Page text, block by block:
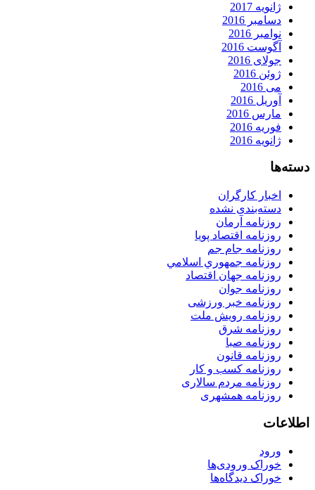
ژانویه 2017
دسامبر 2016
نوامبر 2016
آگوست 2016
جولای 2016
ژوئن 2016
می 2016
آوریل 2016
مارس 2016
فوریه 2016
ژانویه 2016
دسته‌ها
اخبار کارگران
دسته‌بندی نشده
روزنامه آرمان
روزنامه اقتصاد پویا
روزنامه جام جم
روزنامه جمهوري اسلامي
روزنامه جهان اقتصاد
روزنامه جوان
روزنامه خبر ورزشى
روزنامه رویش ملت
روزنامه شرق
روزنامه صبا
روزنامه قانون
روزنامه كسب و كار
روزنامه مردم سالاری
روزنامه همشهری
اطلاعات
ورود
خوراک ورودی‌ها
خوراک دیدگاه‌ها